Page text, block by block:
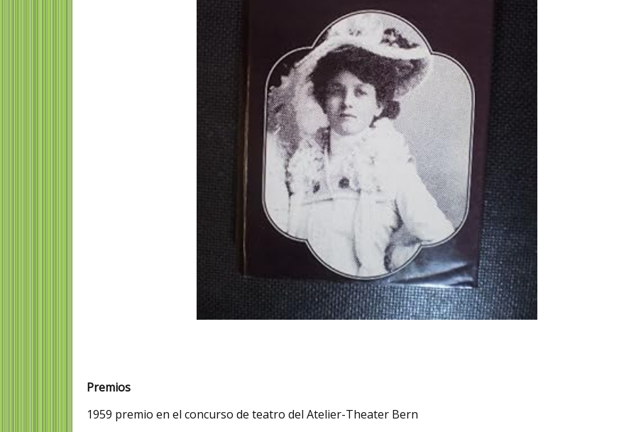
Premios
1959 premio en el concurso de teatro del Atelier-Theater Bern